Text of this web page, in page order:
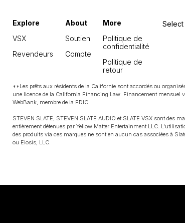
Explore
VSX
Revendeurs
About
Soutien
Compte
More
Politique de
confidentialité
Politique de
retour
Select
**Les prêts aux résidents de la Californie sont accordés ou
une licence de la California Financing Law. Financement mensuel
WebBank, membre de la FDIC.
STEVEN SLATE, STEVEN SLATE AUDIO et SLATE VSX sont des
entièrement détenues par Yellow Matter Entertainment LLC.
des produits via ces marques ne sont en aucun cas associées à
ou Eiosis, LLC.